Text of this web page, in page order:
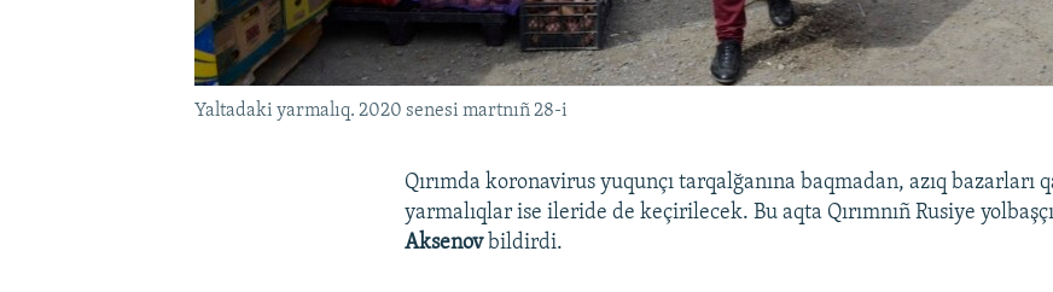
Yaltadaki yarmalıq. 2020 senesi martnıñ 28-i
Qırımda koronavirus yuqunçı tarqalğanına baqmadan, azıq bazarları
yarmalıqlar ise ileride de keçirilecek. Bu aqta Qırımnıñ Rusiye
Aksenovbildirdi.